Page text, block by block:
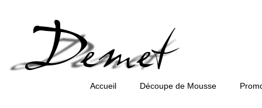
Accueil Découpe de Mousse